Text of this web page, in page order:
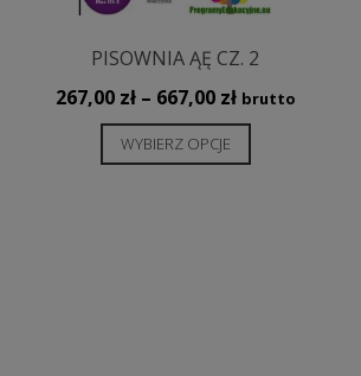
PISOWNIA ĄĘ CZ. 2
267,00 zł – 667,00 złZakres
cen:
brutto
WYBIERZ OPCJE
produkt